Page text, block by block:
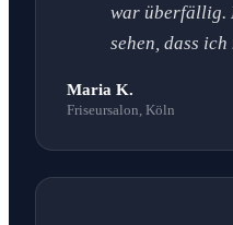
war überfällig.
sehen, dass
Maria K.
Friseursalon, Köln